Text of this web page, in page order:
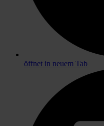
öffnet in neuem Tab